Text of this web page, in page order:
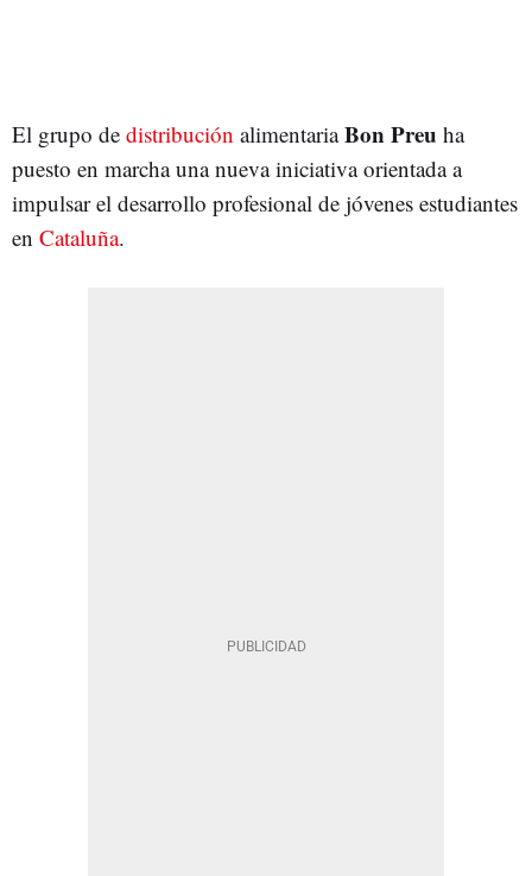
El grupo de distribución alimentariaBon Preu ha
puesto en marcha una nueva iniciativa orientada a
impulsar el desarrollo profesional de jóvenes estudiantes
en Cataluña.